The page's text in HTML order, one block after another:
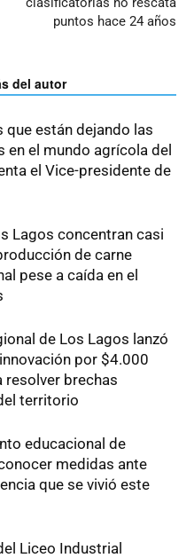
puntos hace 24 años
del autor
que están dejando las
en el mundo agrícola del
el Vice-presidente de
Lagos concentran casi
de carne
pese a caída en el
de Los Lagos lanzó
por $4.000
resolver brechas
territorio
educacional de
medidas ante
que se vivió este
Liceo Industrial